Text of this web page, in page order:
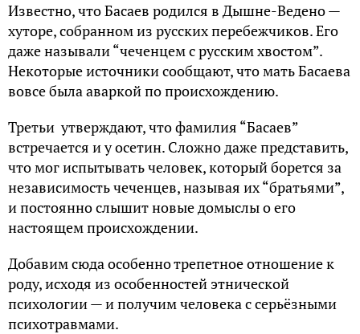
Известно, что Басаев родился в Дышне-Ведено —
хуторе, собранном из русских перебежчиков. Его
даже называли “чеченцем с русским хвостом”.
Некоторые источники сообщают, что мать Басаева
вовсе была аваркой по происхождению.
Третьи утверждают, что фамилия “Басаев”
встречается и у осетин. Сложно даже представить,
что мог испытывать человек, который борется за
независимость чеченцев, называя их “братьями”,
и постоянно слышит новые домыслы о его
настоящем происхождении.
Добавим сюда особенно трепетное отношение к
роду, исходя из особенностей этнической
психологии — и получим человека с серьёзными
психотравмами.